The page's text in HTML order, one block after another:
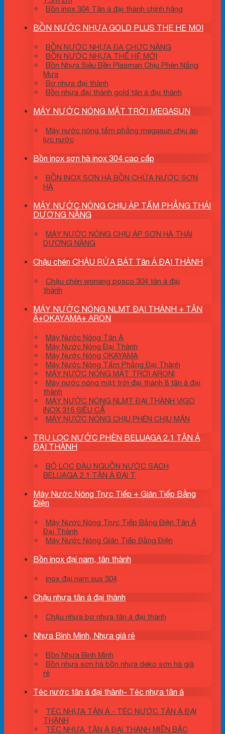
Bồn inox 304 Tân á đại thành chính hãng
BỒN NƯỚC NHỰA GOLD PLUS THE HE MOI
BỒN NƯỚC NHỰA ĐA CHỨC NĂNG
BỒN NƯỚC NHỰA THẾ HỆ MỚI
Bồn Nhựa Siêu Bền Plasman Chịu Phèn Nắng
Mưa
Bơ nhựa đại thành
Bồn nhựa đại thành gold tân á đại thành
MÁY NƯỚC NÓNG MẶT TRỜI MEGASUN
Máy nước nóng tấm phẳng megasun chịu áp
lực nước
Bồn inox sơn hà inox 304 cao cấp
BỒN INOX SƠN HÀ BỒN CHỨA NƯỚC SƠN
HÀ
MÁY NƯỚC NÓNG CHỊU ÁP TẤM PHẲNG THÁI
DƯƠNG NĂNG
MÁY NƯỚC NÓNG CHỊU ÁP SƠN HÀ THÁI
DƯƠNG NĂNG
Chậu chén CHẬU RỬA BÁT Tân Á ĐẠI THÀNH
Chậu chén wonang posco 304 tân á đại
thành
MÁY NƯỚC NÓNG NLMT ĐẠI THÀNH + TÂN
Á+OKAYAMA+ ARON
Máy Nước Nóng Tân Á
Máy Nước Nóng Đại Thành
Máy Nước Nóng OKAYAMA
Máy Nước Nóng Tấm Phẳng Đại Thành
MÁY NƯỚC NÓNG MẶT TRỜI ARONI
Máy nước nóng mặt trời đại thành 8 tân á đại
thành
MÁY NƯỚC NÓNG NLMT ĐẠI THÀNH VIGO
INOX 316 SIÊU CẤ
MÁY NƯỚC NÓNG CHỊU PHÈN CHỊU MẶN
TRỤ LỌC NƯỚC PHÈN BELUAGA 2.1 TÂN Á
ĐẠI THÀNH
BỘ LỌC ĐÀU NGUỒN NƯỚC SẠCH
BELUAGA 2.1 TÂN Á ĐẠI T
Máy Nước Nóng Trực Tiếp + Gián Tiếp Bằng
Điện
Máy Nước Nóng Trực Tiếp Bằng Điện Tân Á
Đại Thành
Máy Nước Nóng Gián Tiếp Bằng Điện
Bồn inox đại nam, tân thành
inox đại nam sus 304
Chậu nhựa tân á đại thành
Chậu nhựa bơ nhựa tân á đại thành
Nhựa Bình Minh, Nhựa giá rẻ
Bồn Nhựa Bình Minh
Bồn nhựa sơn hà bồn nhựa deko sơn hà giá
rẻ
Téc nước tân á đại thành- Téc nhựa tân á
TÉC NHỰA TÂN Á - TÉC NƯỚC TÂN Á ĐẠI
THÀNH
TÉC NHƯA TÂN Á ĐẠI THÀNH MIỀN BẮC